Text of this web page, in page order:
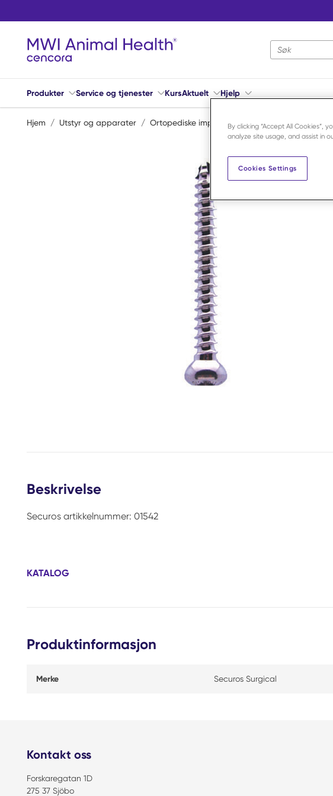
Nettstedsøk
Produkter Service og tjenester KursAktuelt Hjelp
Hjem / Utstyr og apparater / Ortopediske implantater / Skrue CST
Beskrivelse
Securos artikkelnummer: 01542
KATALOG
Produktinformasjon
Merke Securos Surgical
Kontakt oss
Forskaregatan 1D
275 37 Sjöbo
By clicking “Accept All Cookies”,
analyze site usage, and assist in
Cookies Settings